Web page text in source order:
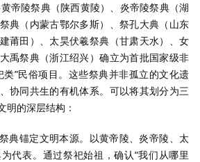
帝陵祭典（陕西黄陵）、炎帝陵祭典（湖
典（内蒙古鄂尔多斯）、祭孔大典（山东
莆田）、太昊伏羲祭典（甘肃天水）、女
禹祭典（浙江绍兴）确立为首批国家级非
类”民俗项目。这些祭典并非孤立的文化遗
协同共生的有机体系。可以将其划分为三
明的深层结构：
典锚定文明本源。以黄帝陵、炎帝陵、太
代表。通过祭祀始祖，确认“我们从哪里